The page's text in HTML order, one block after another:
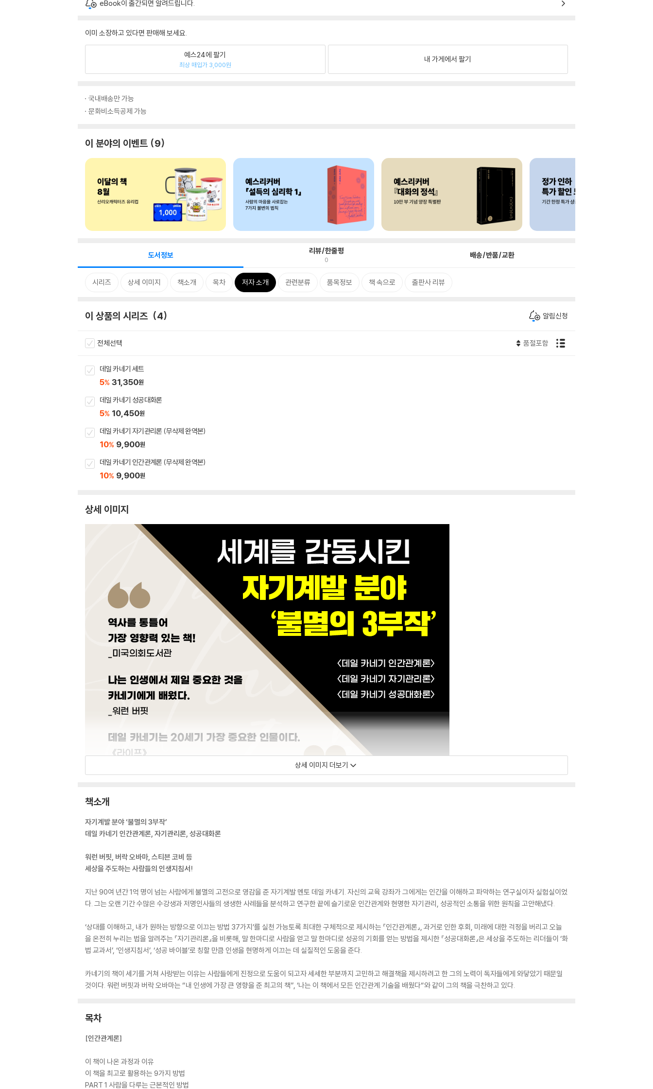
eBook이 출간되면 알려드립니다.
이미 소장하고 있다면 판매해 보세요.
예스24에 팔기
최상 매입가 3,000원
내 가게에서 팔기
국내배송만 가능
문화비소득공제 가능
이 분야의 이벤트 9
도서정보 리뷰/한줄평
0 배송/반품/교환
시리즈 상세 이미지 책소개 목차 저자 소개 관련분류 품목정보 책 속으로 출판사 리뷰
이 상품의 시리즈 4 알림신청
전체선택 품절포함
데일 카네기 세트
5% 31,350원
데일 카네기 성공대화론
5% 10,450원
데일 카네기 자기관리론 (무삭제 완역본)
10% 9,900원
데일 카네기 인간관계론 (무삭제 완역본)
10% 9,900원
상세 이미지
상세 이미지 더보기
책소개
자기계발 분야 ‘불멸의 3부작’
데일 카네기 인간관계론, 자기관리론, 성공대화론
워런 버핏, 버락 오바마, 스티븐 코비 등
세상을 주도하는 사람들의 인생지침서!
지난 90여 년간 1억 명이 넘는 사람에게 불멸의 고전으로 영감을 준 자기계발 멘토 데일 카네기. 자신의 교육 강좌가 그에게는 인간을 이해하고 파악하는 연구실이자 실험실이었
다. 그는 오랜 기간 수많은 수강생과 저명인사들의 생생한 사례들을 분석하고 연구한 끝에 슬기로운 인간관계와 현명한 자기관리, 성공적인 소통을 위한 원칙을 고안해냈다.
‘상대를 이해하고, 내가 원하는 방향으로 이끄는 방법 37가지’를 실천 가능토록 최대한 구체적으로 제시하는 『인간관계론』, 과거로 인한 후회, 미래에 대한 걱정을 버리고 오늘
을 온전히 누리는 법을 알려주는 『자기관리론』을 비롯해, 말 한마디로 사람을 얻고 말 한마디로 성공의 기회를 얻는 방법을 제시한 『성공대화론』은 세상을 주도하는 리더들이 ‘화
법 교과서’, ‘인생지침서’, ‘성공 바이블’로 칭할 만큼 인생을 현명하게 이끄는 데 실질적인 도움을 준다.
카네기의 책이 세기를 거쳐 사랑받는 이유는 사람들에게 진정으로 도움이 되고자 세세한 부분까지 고민하고 해결책을 제시하려고 한 그의 노력이 독자들에게 와닿았기 때문일
것이다. 워런 버핏과 버락 오바마는 “내 인생에 가장 큰 영향을 준 최고의 책”, ‘나는 이 책에서 모든 인간관계 기술을 배웠다“와 같이 그의 책을 극찬하고 있다.
목차
[인간관계론]
이 책이 나온 과정과 이유
이 책을 최고로 활용하는 9가지 방법
PART 1 사람을 다루는 근본적인 방법